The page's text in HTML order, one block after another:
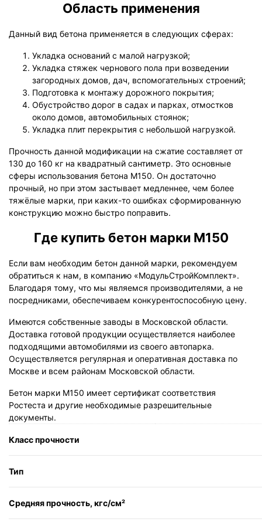
Область применения
Данный вид бетона применяется в следующих сферах:
Укладка оснований с малой нагрузкой;
Укладка стяжек чернового пола при возведении
загородных домов, дач, вспомогательных строений;
Подготовка к монтажу дорожного покрытия;
Обустройство дорог в садах и парках, отмостков
около домов, автомобильных стоянок;
Укладка плит перекрытия с небольшой нагрузкой.
Прочность данной модификации на сжатие составляет от
130 до 160 кг на квадратный сантиметр. Это основные
сферы использования бетона М150. Он достаточно
прочный, но при этом застывает медленнее, чем более
тяжёлые марки, при каких-то ошибках сформированную
конструкцию можно быстро поправить.
Где купить бетон марки М150
Если вам необходим бетон данной марки, рекомендуем
обратиться к нам, в компанию «МодульСтройКомплект».
Благодаря тому, что мы являемся производителями, а не
посредниками, обеспечиваем конкурентоспособную цену.
Имеются собственные заводы в Московской области.
Доставка готовой продукции осуществляется наиболее
подходящими автомобилями из своего автопарка.
Осуществляется регулярная и оперативная доставка по
Москве и всем районам Московской области.
Бетон марки М150 имеет сертификат соответствия
Ростеста и другие необходимые разрешительные
документы.
Класс прочности
Тип
Средняя прочность, кгс/см²